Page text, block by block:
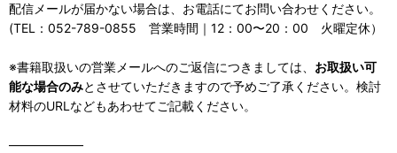
配信メールが届かない場合は、お電話にてお問い合わせください。
(TEL：052-789-0855 営業時間｜12：00〜20：00 火曜定休）
※書籍取扱いの営業メールへのご返信につきましては、 お取扱い可
能な場合のみとさせていただきますので予めご了承ください。検討
材料のURLなどもあわせてご記載ください。
――――――